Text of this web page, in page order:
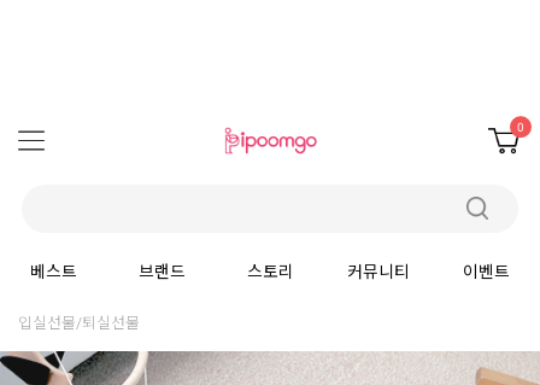
0
베스트 브랜드 스토리 커뮤니티 이벤트
입실선물/퇴실선물